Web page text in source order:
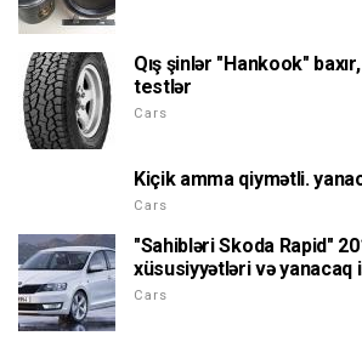
Qış şinlər "Hankook"
testlər
Cars
Kiçik amma qiymətli.
Cars
"Sahibləri Skoda Rapid"
xüsusiyyətləri və yanacaq
Cars